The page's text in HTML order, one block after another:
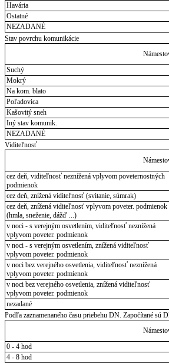
Havária
Ostatné
NEZADANÉ
Stav povrchu komunikácie
Suchý
Mokrý
Na kom. blato
Poľadovica
Kašovitý sneh
Iný stav komunik.
NEZADANÉ
Viditeľnosť
cez deň, viditeľnosť neznížená vplyvom poveternostných
podmienok
cez deň, znížená viditeľnosť (svitanie, súmrak)
cez deň, znížená viditeľnosť vplyvom poveter. podmienok
(hmla, sneženie, dážď ...)
v noci - s verejným osvetlením, viditeľnosť neznížená
vplyvom poveter. podmienok
v noci - s verejným osvetlením, znížená viditeľnosť
vplyvom poveter. podmienok
v noci bez verejného osvetlenia, viditeľnosť neznížená
vplyvom poveter. podmienok
v noci bez verejného osvetlenia, znížená viditeľnosť
vplyvom poveter. podmienok
nezadané
Podľa zaznamenaného času priebehu DN. Započítané sú
0 - 4 hod
4 - 8 hod